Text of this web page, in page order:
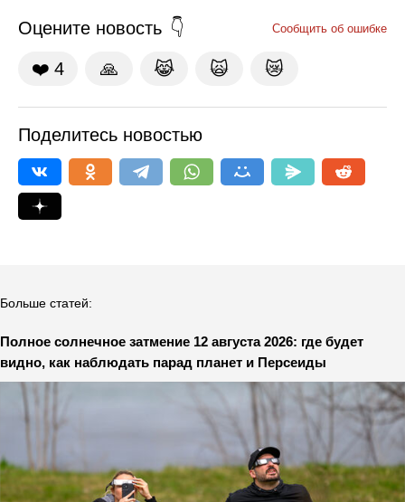
Оцените новость Сообщить об ошибке
❤️ 4 🙏 😹 🙀 😿
Поделитесь новостью
Больше статей:
Полное солнечное затмение 12 августа 2026: где будет
видно, как наблюдать парад планет и Персеиды